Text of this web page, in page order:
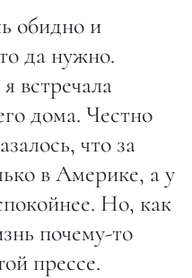
обидно и
да нужно.
встречала
дома. Честно
что за
в Америке, а у
Но, как
почему-то
прессе.